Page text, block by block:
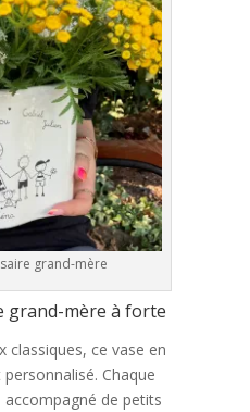
grand-mère
grand-mère à forte
classiques, ce vase en
Chaque
de petits